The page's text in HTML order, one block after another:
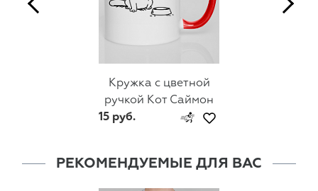
Кружка с цветной
ручкой Кот Саймон
15 руб.
РЕКОМЕНДУЕМЫЕ ДЛЯ ВАС